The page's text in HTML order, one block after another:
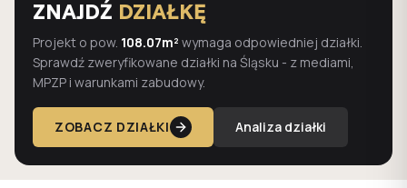
ZNAJDŹ DZIAŁKĘ
Projekt o pow. 108.07m² wymaga odpowiedniej działki.
Sprawdź zweryfikowane działki na Śląsku - z mediami,
MPZP i warunkami zabudowy.
ZOBACZ DZIAŁKI Analiza działki